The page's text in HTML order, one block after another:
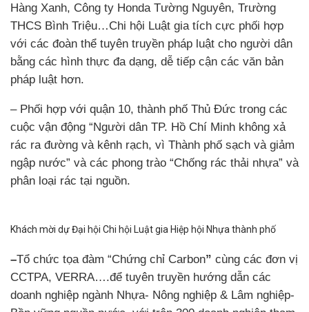
Hàng Xanh, Công ty Honda Tường Nguyên, Trường
THCS Bình Triệu…Chi hội Luật gia tích cực phối hợp
với các đoàn thể tuyên truyền pháp luật cho người dân
bằng các hình thực đa dạng, dễ tiếp cận các văn bản
pháp luật hơn.
– Phối hợp với quận 10, thành phố Thủ Đức trong các
cuộc vận động “Người dân TP. Hồ Chí Minh không xả
rác ra đường và kênh rạch, vì Thành phố sạch và giảm
ngập nước” và các phong trào “Chống rác thải nhựa” và
phân loại rác tại nguồn.
Khách mời dự Đại hội Chi hội Luật gia Hiệp hội Nhựa thành phố
–Tổ chức tọa đàm “Chứng chỉ Carbon” cùng các đơn vị
CCTPA, VERRA….để tuyên truyền hướng dẫn các
doanh nghiệp ngành Nhựa- Nông nghiệp & Lâm nghiệp-